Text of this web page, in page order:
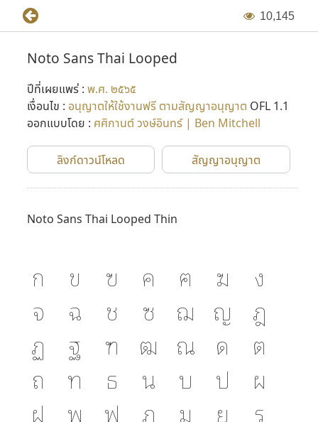
10,145
Noto Sans Thai Looped
ปีที่เผยแพร่ : พ.ศ. ๒๕๖๕
เงื่อนไข : อนุญาตให้ใช้งานฟรี ตามสัญญาอนุญาต OFL 1.1
ออกแบบโดย : ศศิกานต์ วงษ์อินทร์ | Ben Mitchell
ลิงก์ดาวน์โหลด สัญญาอนุญาต
Noto Sans Thai Looped Thin
ก ข ฃ ค ฅ ฆ
ง
จ
ฉ ช ซ ฌ ญ
ฎ
ฏ
ฐ ฑ ฒ ณ ด
ต
ถ
ท ธ น บ ป
ผ
ฝ
พ ฟ ภ ม ย
ร